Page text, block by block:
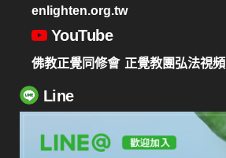
enlighten.org.tw
YouTube
佛教正覺同修會 正覺教團弘法視頻
Line